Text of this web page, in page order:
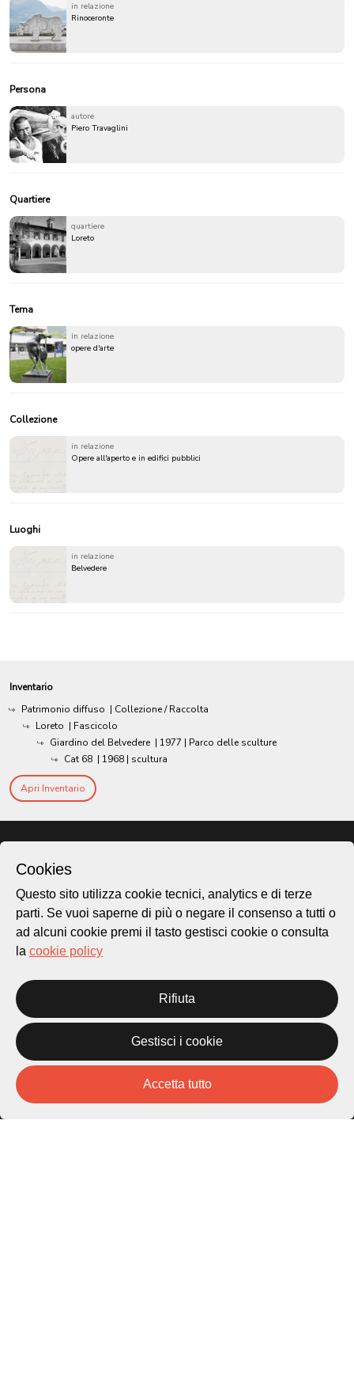
in relazione
Rinoceronte
Persona
autore
Piero Travaglini
Quartiere
quartiere
Loreto
Tema
in relazione
opere d'arte
Collezione
in relazione
Opere all'aperto e in edifici pubblici
Luoghi
in relazione
Belvedere
Inventario
Patrimonio diffuso | Collezione / Raccolta
Loreto | Fascicolo
Giardino del Belvedere | 1977 | Parco delle sculture
Cat 68 | 1968 | scultura
Apri Inventario
Città di Lugano
Cultura
Piazza Carlo Cattaneo 1
6976 Castagnola
Cookies
Questo sito utilizza cookie tecnici, analytics e di terze
parti. Se vuoi saperne di più o negare il consenso a tutti o
ad alcuni cookie premi il tasto gestisci cookie o consulta
la cookie policy
Rifiuta
Gestisci i cookie
Accetta tutto